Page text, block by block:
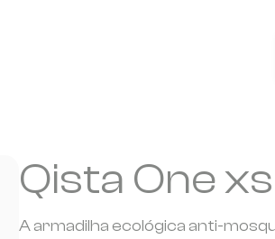
Qista One xs
A armadilha ecológica anti-